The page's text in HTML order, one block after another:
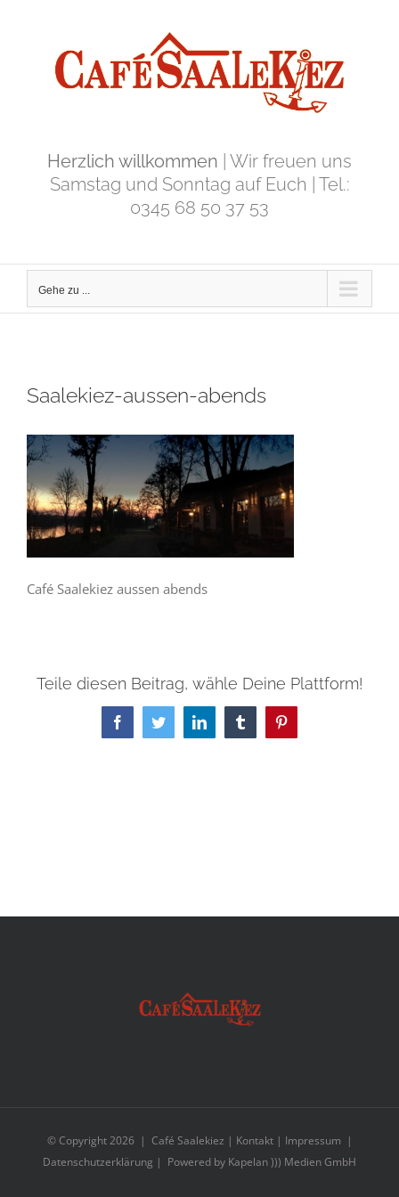
Herzlich willkommen | Wir freuen uns
Samstag und Sonntag auf Euch | Tel.:
0345 68 50 37 53
Gehe zu ...
Saalekiez-aussen-abends
Café Saalekiez aussen abends
Teile diesen Beitrag, wähle Deine Plattform!
FacebookTwitterLinkedIn Tumblr
© Copyright2026 | Café Saalekiez | Kontakt| Impressum |
Datenschutzerklärung | Powered by Kapelan ))) Medien GmbH